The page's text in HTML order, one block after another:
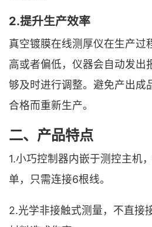
2.提升生产效率
真空镀膜在线测厚仪在生产过
高或者偏低，仪器会自动发出
够及时进行调整。避免产出成
合格而重新生产。
二、产品特点
1.小巧控制器内嵌于测控主机
单，只需连接6根线。
2.光学非接触式测量，不直接